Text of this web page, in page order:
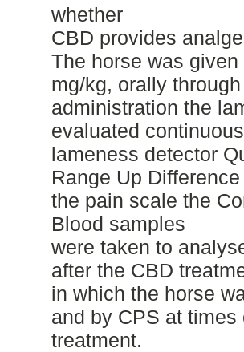
whether
CBD provides
The horse was
mg/kg, orally
administration the
evaluated
lameness detector
Range Up
the pain scale the
Blood samples
were taken to
after the CBD
in which the horse
and by CPS at
treatment.